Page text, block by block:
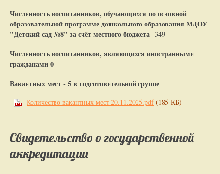
Численность воспитанников, обучающихся по основной
образовательной программе дошкольного образования МДОУ
"Детский сад №8" за счёт местного бюджета 349
Численность воспитанников, являющихся иностранными
гражданами 0
Вакантных мест - 5 в подготовительной группе
Количество вакантных мест 20.11.2025.pdf (185 КБ)
Свидетельство о государственной
аккредитации